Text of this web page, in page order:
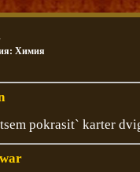
Химия
pokrasit` karter